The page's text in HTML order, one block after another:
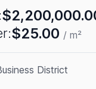
$25.00 / m²
District